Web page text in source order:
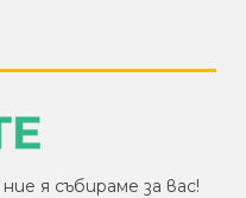
я събираме за вас!